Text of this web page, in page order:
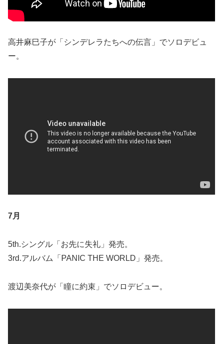
高井麻巳子が「シンデレラたちへの伝言」でソロデビュ
ー。
7月
5th.シングル「お先に失礼」発売。
3rd.アルバム「PANIC THE WORLD」発売。
渡辺美奈代が「瞳に約束」でソロデビュー。